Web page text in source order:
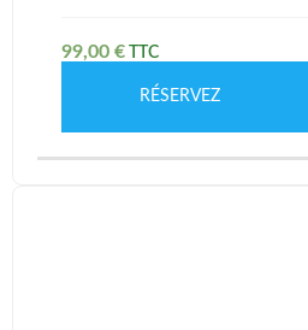
99,00 €
RÉSERVEZ